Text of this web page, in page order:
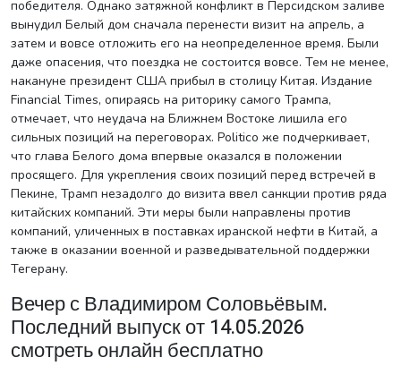
победителя. Однако затяжной конфликт в Персидском заливе
вынудил Белый дом сначала перенести визит на апрель, а
затем и вовсе отложить его на неопределенное время. Были
даже опасения, что поездка не состоится вовсе. Тем не менее,
накануне президент США прибыл в столицу Китая. Издание
Financial Times, опираясь на риторику самого Трампа,
отмечает, что неудача на Ближнем Востоке лишила его
сильных позиций на переговорах. Politico же подчеркивает,
что глава Белого дома впервые оказался в положении
просящего. Для укрепления своих позиций перед встречей в
Пекине, Трамп незадолго до визита ввел санкции против ряда
китайских компаний. Эти меры были направлены против
компаний, уличенных в поставках иранской нефти в Китай, а
также в оказании военной и разведывательной поддержки
Тегерану.
Вечер с Владимиром Соловьёвым.
Последний выпуск от 14.05.2026
смотреть онлайн бесплатно